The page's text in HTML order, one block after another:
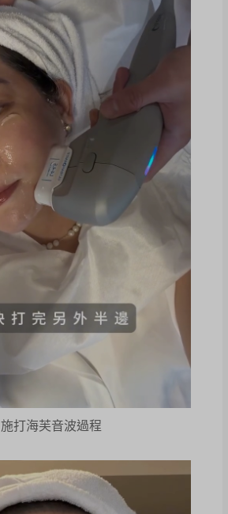
施打海芙音波過程